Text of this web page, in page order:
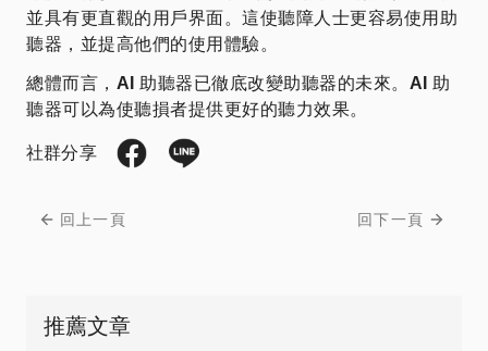
並具有更直觀的用戶界面。這使聽障人士更容易使用助
聽器，並提高他們的使用體驗。
總體而言， AI 助聽器已徹底改變助聽器的未來。 AI
助
聽器可以為使聽損者提供更好的聽力效果。
社群分享
回上一頁 回下一頁
推薦文章